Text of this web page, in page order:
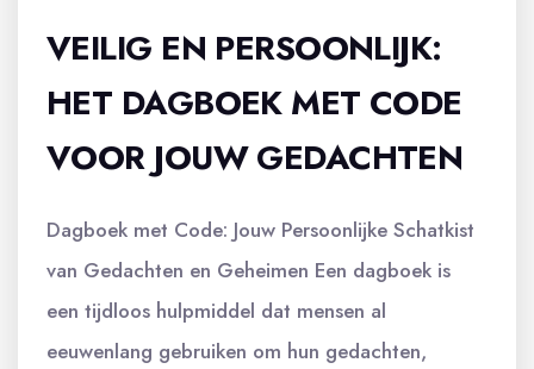
VEILIG EN PERSOONLIJK:
HET DAGBOEK MET CODE
VOOR JOUW GEDACHTEN
Dagboek met Code: Jouw Persoonlijke Schatkist
van Gedachten en Geheimen Een dagboek is
een tijdloos hulpmiddel dat mensen al
eeuwenlang gebruiken om hun gedachten,